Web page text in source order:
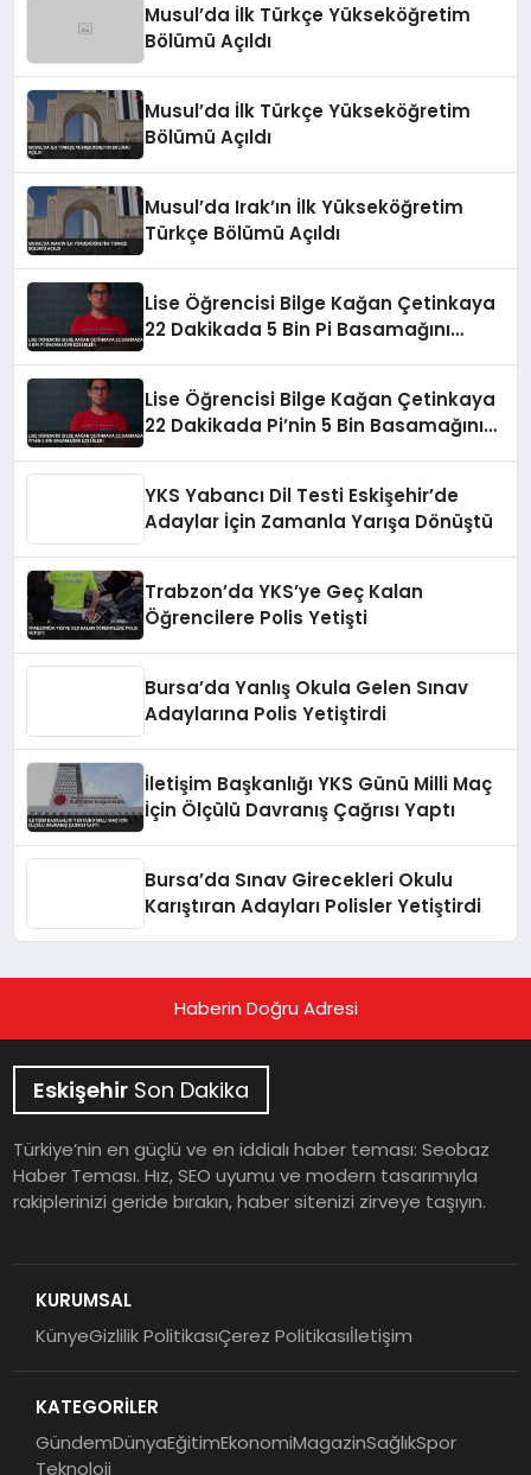
Musul’da İlk Türkçe Yükseköğretim
Bölümü Açıldı
Musul’da İlk Türkçe Yükseköğretim
Bölümü Açıldı
Musul’da Irak’ın İlk Yükseköğretim
Türkçe Bölümü Açıldı
Lise Öğrencisi Bilge Kağan Çetinkaya
22 Dakikada 5 Bin Pi Basamağını
Lise Öğrencisi Bilge Kağan Çetinkaya
22 Dakikada Pi’nin 5 Bin Basamağını
YKS Yabancı Dil Testi Eskişehir’de
Adaylar İçin Zamanla Yarışa Dönüştü
Trabzon’da YKS’ye Geç Kalan
Öğrencilere Polis Yetişti
Bursa’da Yanlış Okula Gelen Sınav
Adaylarına Polis Yetiştirdi
İletişim Başkanlığı YKS Günü Milli Maç
İçin Ölçülü Davranış Çağrısı Yaptı
Bursa’da Sınav Girecekleri Okulu
Karıştıran Adayları Polisler Yetiştirdi
Haberin Doğru Adresi
Eskişehir Son Dakika
Türkiye’nin en güçlü ve en iddialı haber teması: Seobaz
Haber Teması. Hız, SEO uyumu ve modern tasarımıyla
rakiplerinizi geride bırakın, haber sitenizi zirveye taşıyın.
KURUMSAL
KünyeGizlilik PolitikasıÇerez Politikasıİletişim
KATEGORİLER
GündemDünyaEğitimEkonomiMagazinSağlıkSpor
Teknoloji